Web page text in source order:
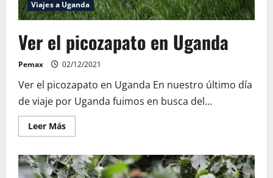
Viajes a Uganda
Ver el picozapato en Uganda
Pemax 02/12/2021
Ver el picozapato en Uganda En nuestro último día
de viaje por Uganda fuimos en busca del...
Leer MásLeer
más
Ver
el